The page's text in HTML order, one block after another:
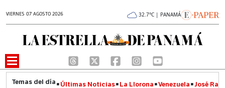
VIERNES 07 AGOSTO 2026 32.7°C | PANAMÁ
Últimas Noticias La Llorona Venezuela José